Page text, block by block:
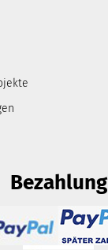
Bezahlung